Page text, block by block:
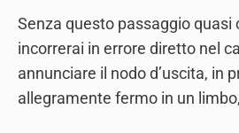
Senza questo passaggio quasi
incorrerai in errore diretto nel
annunciare il nodo d’uscita, in
allegramente fermo in un